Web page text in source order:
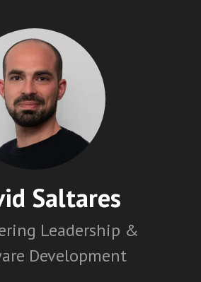
Saltares
Leadership &
Development